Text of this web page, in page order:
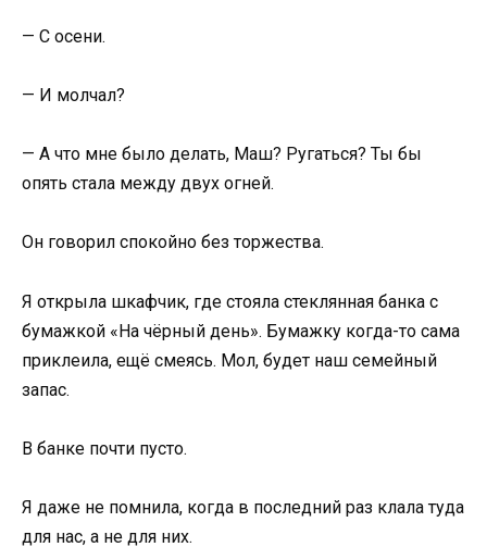
— С осени.
— И молчал?
— А что мне было делать, Маш? Ругаться? Ты бы
опять стала между двух огней.
Он говорил спокойно без торжества.
Я открыла шкафчик, где стояла стеклянная банка с
бумажкой «На чёрный день». Бумажку когда-то сама
приклеила, ещё смеясь. Мол, будет наш семейный
запас.
В банке почти пусто.
Я даже не помнила, когда в последний раз клала туда
для нас, а не для них.